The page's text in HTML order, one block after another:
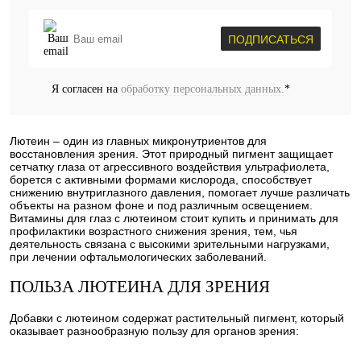
ПОДПИСАТЬСЯ
Я согласен на обработку персональных данных. *
Лютеин – один из главных микронутриентов для
восстановления зрения. Этот природный пигмент защищает
сетчатку глаза от агрессивного воздействия ультрафиолета,
борется с активными формами кислорода, способствует
снижению внутриглазного давления, помогает лучше различать
объекты на разном фоне и под различным освещением.
Витамины для глаз с лютеином стоит купить и принимать для
профилактики возрастного снижения зрения, тем, чья
деятельность связана с высокими зрительными нагрузками,
при лечении офтальмологических заболеваний.
ПОЛЬЗА ЛЮТЕИНА ДЛЯ ЗРЕНИЯ
Добавки с лютеином содержат растительный пигмент, который
оказывает разнообразную пользу для органов зрения: